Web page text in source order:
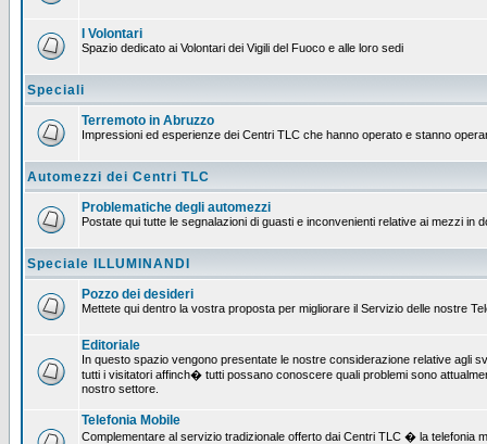
I Volontari
Spazio dedicato ai Volontari dei Vigili del Fuoco e alle loro sedi
Speciali
Terremoto in Abruzzo
Impressioni ed esperienze dei Centri TLC che hanno operato e stanno
Automezzi dei Centri TLC
Problematiche degli automezzi
Postate qui tutte le segnalazioni di guasti e inconvenienti relative ai mezzi in
Speciale ILLUMINANDI
Pozzo dei desideri
Mettete qui dentro la vostra proposta per migliorare il Servizio delle nostre
Editoriale
In questo spazio vengono presentate le nostre considerazione relative agli
tutti i visitatori affinch� tutti possano conoscere quali problemi sono
nostro settore.
Telefonia Mobile
Complementare al servizio tradizionale offerto dai Centri TLC � la telefonia